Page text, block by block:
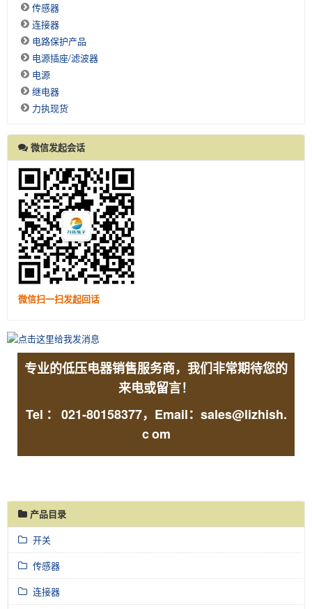
传感器
连接器
电路保护产品
电源插座/滤波器
电源
继电器
力执现货
微信发起会话
微信扫一扫发起回话
专业的低压电器销售服务商，我们非常期待您的
来电或留言！
Tel ： 021-80158377，Email：sales@lizhish.
com
产品目录
开关
传感器
连接器